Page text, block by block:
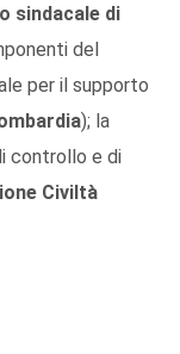
sindacale di
del
per il supporto
); la
controllo e di
Civiltà